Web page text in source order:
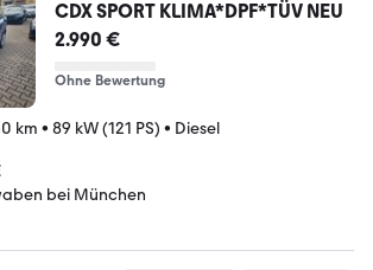
CDX SPORT KLIMA*DPF*TÜV NEU
2.990 €
Ohne Bewertung
km • 89 kW (121 PS) • Diesel
bei München